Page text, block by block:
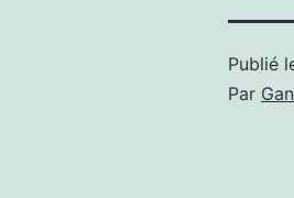
Publié
Par